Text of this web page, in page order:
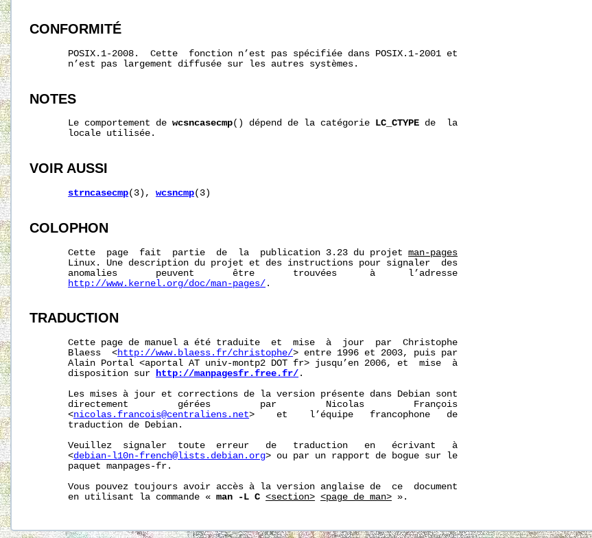
CONFORMITÉ
       POSIX.1-2008.  Cette  fonction n’est pas spécifiée dans POSIX.1-2001 et
       n’est pas largement diffusée sur les autres systèmes.
NOTES
       Le comportement de
wcsncasecmp() dépend de la catégorie LC_CTYPE de  la
       locale utilisée.
VOIR AUSSI
strncasecmp(3), wcsncmp(3)
COLOPHON
       Cette  page  fait  partie  de  la  publication 3.23 du projet
man-pages
       Linux. Une description du projet et des instructions pour signaler  des
       anomalies       peuvent       être       trouvées      à      l’adresse
http://www.kernel.org/doc/man-pages/ .
TRADUCTION
       Cette page de manuel a été traduite  et  mise  à  jour  par  Christophe
       Blaess  <
http://www.blaess.fr/christophe/> entre 1996 et 2003, puis par
       Alain Portal <aportal AT univ-montp2 DOT fr> jusqu’en 2006, et  mise  à
       disposition sur
http://manpagesfr.free.fr/ .
       Les mises à jour et corrections de la version présente dans Debian sont
       directement         gérées         par         Nicolas         François
       <
nicolas.francois@centraliens.net>    et    l’équipe   francophone   de
       traduction de Debian.
       Veuillez  signaler  toute  erreur   de   traduction   en   écrivant   à
       <
debian-l10n-french@lists.debian.org> ou par un rapport de bogue sur le
       paquet manpages-fr.
       Vous pouvez toujours avoir accès à la version anglaise de  ce  document
       en utilisant la commande «
man -L C <section> <page_de_man>